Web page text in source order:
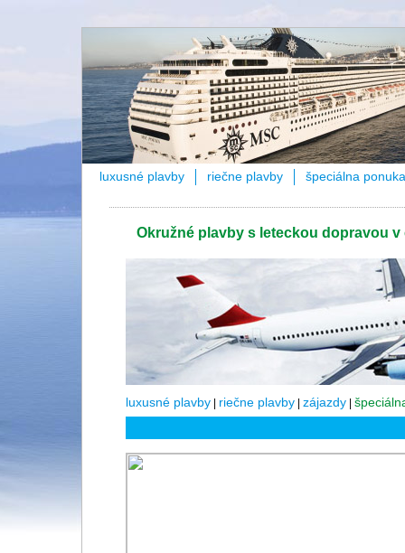
luxusné plavby riečne plavby špeciálna ponuka
Okružné plavby s leteckou dopravou v
luxusné plavby| riečne plavby| zájazdy|